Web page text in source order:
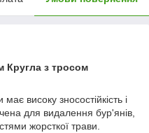
Кругла з тросом
високу зносостійкість і
для видалення бур'янів,
жорсткої трави.